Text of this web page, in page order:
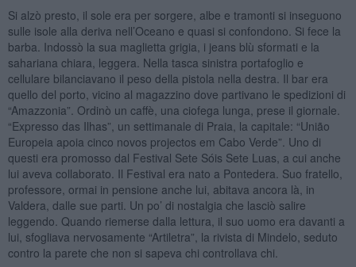
Si alzò presto, il sole era per sorgere, albe e tramonti si inseguono
sulle isole alla deriva nell’Oceano e quasi si confondono. Si fece la
barba. Indossò la sua maglietta grigia, i jeans blù sformati e la
sahariana chiara, leggera. Nella tasca sinistra portafoglio e
cellulare bilanciavano il peso della pistola nella destra. Il bar era
quello del porto, vicino al magazzino dove partivano le spedizioni di
“Amazzonia”. Ordinò un caffè, una ciofega lunga, prese il giornale.
“Expresso das Ilhas”, un settimanale di Praia, la capitale: “União
Europeia apoia cinco novos projectos em Cabo Verde”. Uno di
questi era promosso dal Festival Sete Sóis Sete Luas, a cui anche
lui aveva collaborato. Il Festival era nato a Pontedera. Suo fratello,
professore, ormai in pensione anche lui, abitava ancora là, in
Valdera, dalle sue parti. Un po’ di nostalgia che lasciò salire
leggendo. Quando riemerse dalla lettura, il suo uomo era davanti a
lui, sfogliava nervosamente “Artiletra”, la rivista di Mindelo, seduto
contro la parete che non si sapeva chi controllava chi.